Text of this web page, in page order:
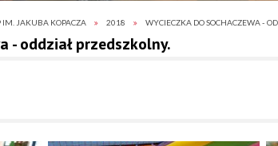
IM. JAKUBA KOPACZA 2018 WYCIECZKA DO SOCHACZEWA -
- oddział przedszkolny.